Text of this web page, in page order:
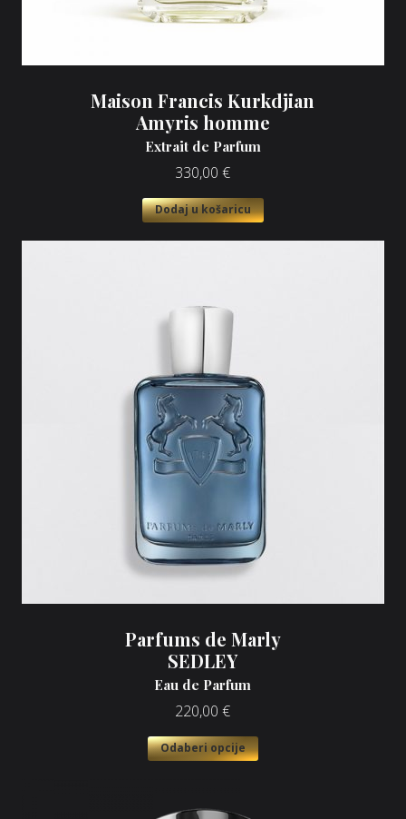
Maison Francis Kurkdjian
Amyris homme
Extrait de Parfum
330,00 €
Dodaj u košaricu
Parfums de Marly
SEDLEY
Eau de Parfum
220,00 €
Odaberi opcije